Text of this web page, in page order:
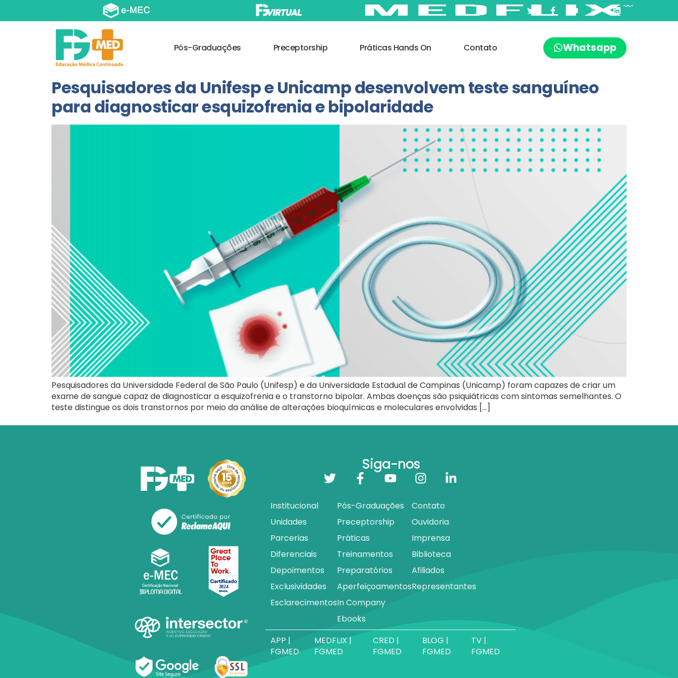
Pós-Graduações Preceptorship Práticas Hands On Contato Whatsapp
Pesquisadores da Unifesp e Unicamp desenvolvem teste sanguíneo
para diagnosticar esquizofrenia e bipolaridade
Pesquisadores da Universidade Federal de São Paulo (Unifesp) e da Universidade Estadual de Campinas (Unicamp) foram capazes de criar um
exame de sangue capaz de diagnosticar a esquizofrenia e o transtorno bipolar. Ambas doenças são psiquiátricas com sintomas semelhantes. O
teste distingue os dois transtornos por meio da análise de alterações bioquímicas e moleculares envolvidas […]
Siga-nos
Institucional
Unidades
Parcerias
Diferenciais
Depoimentos
Exclusividades
Esclarecimentos
Pós-Graduações
Preceptorship
Práticas
Treinamentos
Preparatórios
Aperfeiçoamentos
In Company
Ebooks
Contato
Ouvidoria
Imprensa
Biblioteca
Afiliados
Representantes
APP |
FGMED
MEDFLIX |
FGMED
CRED |
FGMED
BLOG |
FGMED
TV |
FGMED